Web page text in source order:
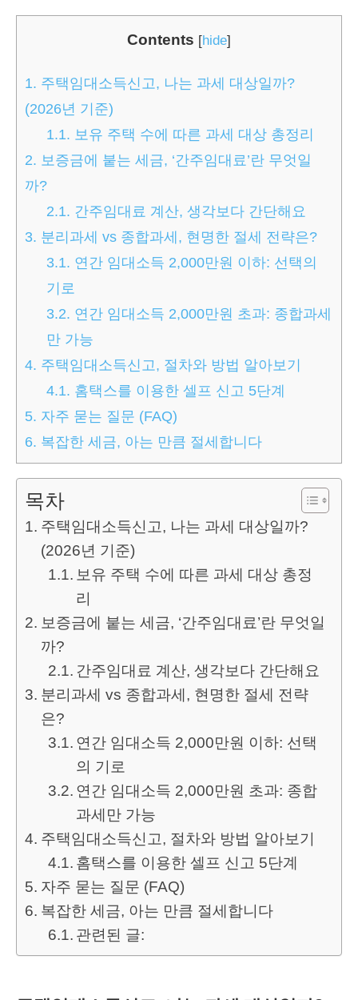
Contents [hide]
1. 주택임대소득신고, 나는 과세 대상일까?
(2026년 기준)
1.1. 보유 주택 수에 따른 과세 대상 총정리
2. 보증금에 붙는 세금, ‘간주임대료’란 무엇일
까?
2.1. 간주임대료 계산, 생각보다 간단해요
3. 분리과세 vs 종합과세, 현명한 절세 전략은?
3.1. 연간 임대소득 2,000만원 이하: 선택의
기로
3.2. 연간 임대소득 2,000만원 초과: 종합과세
만 가능
4. 주택임대소득신고, 절차와 방법 알아보기
4.1. 홈택스를 이용한 셀프 신고 5단계
5. 자주 묻는 질문 (FAQ)
6. 복잡한 세금, 아는 만큼 절세합니다
목차
주택임대소득신고, 나는 과세 대상일까?
(2026년 기준)
보유 주택 수에 따른 과세 대상 총정
리
보증금에 붙는 세금, ‘간주임대료’란 무엇일
까?
간주임대료 계산, 생각보다 간단해요
분리과세 vs 종합과세, 현명한 절세 전략
은?
연간 임대소득 2,000만원 이하: 선택
의 기로
연간 임대소득 2,000만원 초과: 종합
과세만 가능
주택임대소득신고, 절차와 방법 알아보기
홈택스를 이용한 셀프 신고 5단계
자주 묻는 질문 (FAQ)
복잡한 세금, 아는 만큼 절세합니다
관련된 글: